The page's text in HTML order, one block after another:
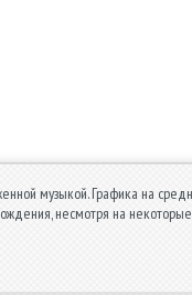
музыкой. Графика на
несмотря на